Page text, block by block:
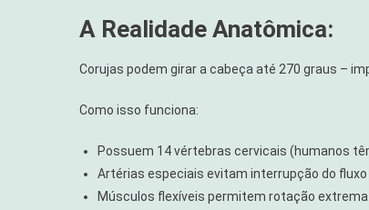
A Realidade Anatômica:
Corujas podem girar a cabeça até 270 graus –
Como isso funciona:
Possuem 14 vértebras cervicais (humanos
Artérias especiais evitam interrupção do fluxo
Músculos flexíveis permitem rotação